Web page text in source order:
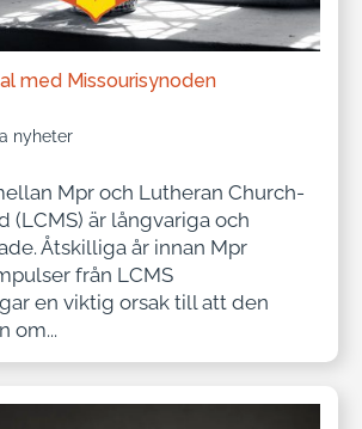
med Missourisynoden
nyheter
Mpr och Lutheran Church-
(LCMS) är långvariga och
Åtskilliga år innan Mpr
från LCMS
en viktig orsak till att den
om...